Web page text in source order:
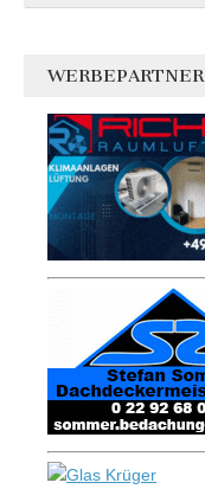
WERBEPARTNER